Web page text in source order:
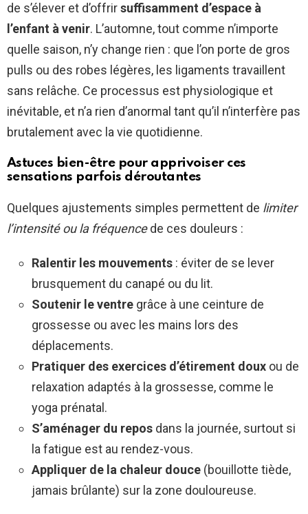
de s’élever et d’offrirsuffisamment d’espace à
l’enfant à venir. L’automne, tout comme n’importe
quelle saison, n’y change rien : que l’on porte de gros
pulls ou des robes légères, les ligaments travaillent
sans relâche. Ce processus est physiologique et
inévitable, et n’a rien d’anormal tant qu’il n’interfère pas
brutalement avec la vie quotidienne.
Astuces bien-être pour apprivoiser ces
sensations parfois déroutantes
Quelques ajustements simples permettent de limiter
l’intensité ou la fréquencede ces douleurs :
Ralentir les mouvements : éviter de se lever
brusquement du canapé ou du lit.
Soutenir le ventre grâce à une ceinture de
grossesse ou avec les mains lors des
déplacements.
Pratiquer des exercices d’étirement doux ou de
relaxation adaptés à la grossesse, comme le
yoga prénatal.
S’aménager du repos dans la journée, surtout si
la fatigue est au rendez-vous.
Appliquer de la chaleur douce (bouillotte tiède,
jamais brûlante) sur la zone douloureuse.